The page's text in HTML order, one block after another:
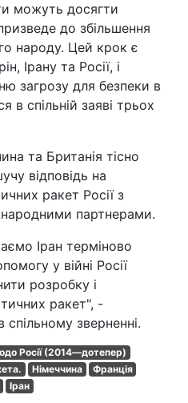
можуть досягти
до збільшення
народу. Цей крок є
Ірану та Росії, і
загрозу для безпеки в
в спільній заяві трьох
та Британія тісно
відповідь на
ракет Росії з
партнерами.
Іран терміново
у війні Росії
розробку і
ракет", -
зверненні.
Росії (2014—дотепер)
Німеччина
Франція
Іран